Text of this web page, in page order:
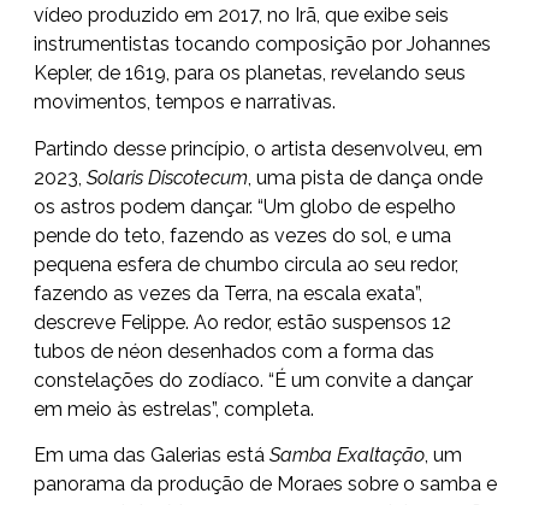
vídeo produzido em 2017, no Irã, que exibe seis
instrumentistas tocando composição por Johannes
Kepler, de 1619, para os planetas, revelando seus
movimentos, tempos e narrativas.
Partindo desse princípio, o artista desenvolveu, em
2023, Solaris Discotecum, uma pista de dança onde
os astros podem dançar. “Um globo de espelho
pende do teto, fazendo as vezes do sol, e uma
pequena esfera de chumbo circula ao seu redor,
fazendo as vezes da Terra, na escala exata”,
descreve Felippe. Ao redor, estão suspensos 12
tubos de néon desenhados com a forma das
constelações do zodíaco. “É um convite a dançar
em meio às estrelas”, completa.
Em uma das Galerias está Samba Exaltação, um
panorama da produção de Moraes sobre o samba e